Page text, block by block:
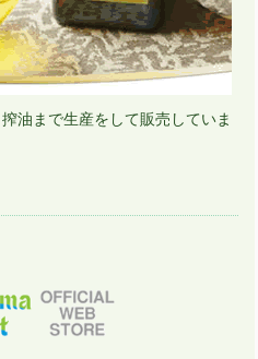
油まで生産をして販売していま